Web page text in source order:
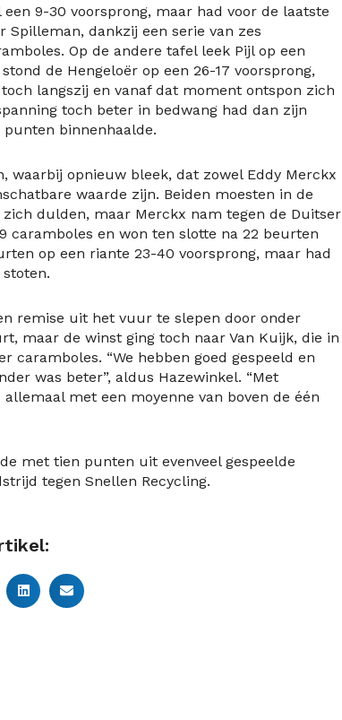
9-30 voorsprong, maar had voor de laatste
dankzij een serie van zes
Op de andere tafel leek Pijl op een
de Hengeloër op een 26-17 voorsprong,
langszij en vanaf dat moment ontspon zich
toch beter in bedwang had dan zijn
binnenhaalde.
waarbij opnieuw bleek, dat zowel Eddy Merckx
waarde zijn. Beiden moesten in de
dulden, maar Merckx nam tegen de Duitser
caramboles en won ten slotte na 22 beurten
op een riante 23-40 voorsprong, maar had
remise uit het vuur te slepen door onder
maar de winst ging toch naar Van Kuijk, die in
“We hebben goed gespeeld en
was beter”, aldus Hazewinkel. “Met
met een moyenne van boven de één
met tien punten uit evenveel gespeelde
tegen Snellen Recycling.